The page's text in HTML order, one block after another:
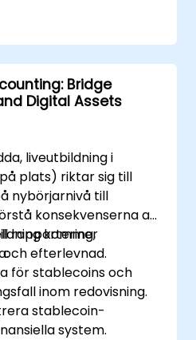
Bridge
Digital Assets
liveutbildning i
plats) riktar sig till
nybörjarnivå till
konsekvenserna av
rapportering,
efterlevnad.
kommer
för stablecoins och
inom redovisning.
stablecoin-
system.